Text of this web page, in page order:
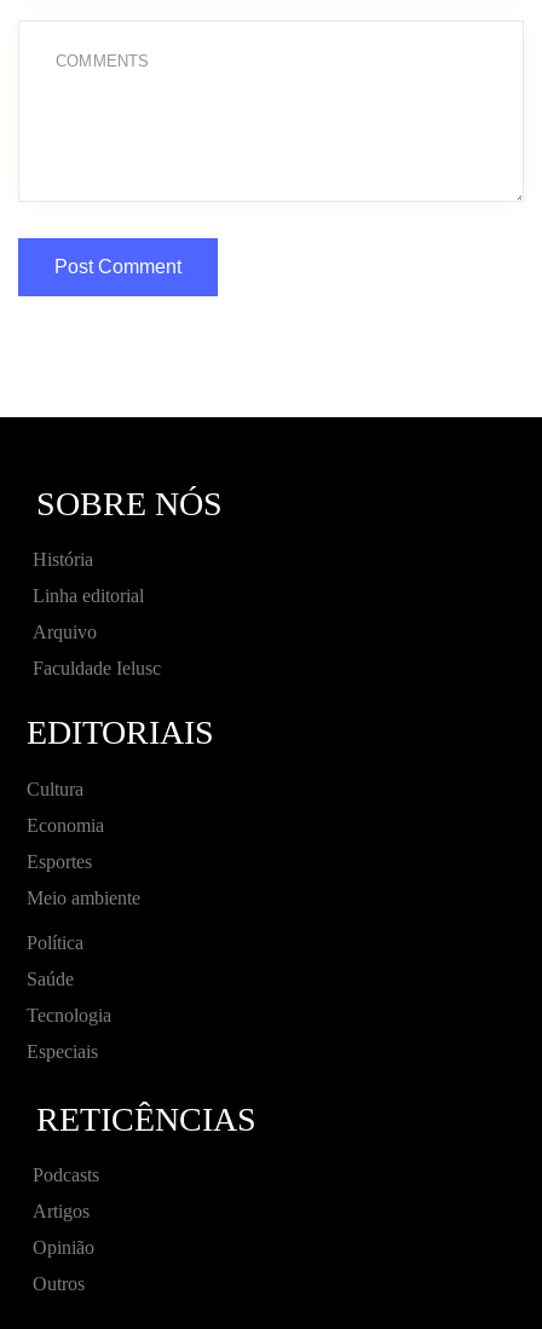
SOBRE NÓS
História
Linha editorial
Arquivo
Faculdade Ielusc
EDITORIAIS
Cultura
Economia
Esportes
Meio ambiente
Política
Saúde
Tecnologia
Especiais
RETICÊNCIAS
Podcasts
Artigos
Opinião
Outros